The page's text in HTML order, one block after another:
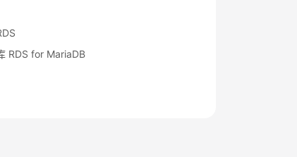
RDS for MariaDB